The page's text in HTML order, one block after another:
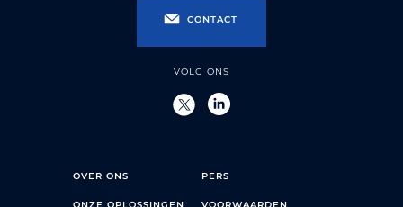
CONTACT
VOLG ONS
OVER ONS PERS